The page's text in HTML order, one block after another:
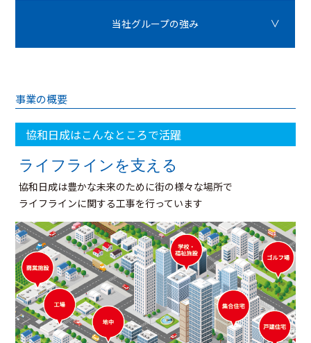
当社グループの強み
事業の概要
協和日成はこんなところで活躍
ライフラインを支える
協和日成は豊かな未来のために街の様々な場所で
ライフラインに関する工事を行っています